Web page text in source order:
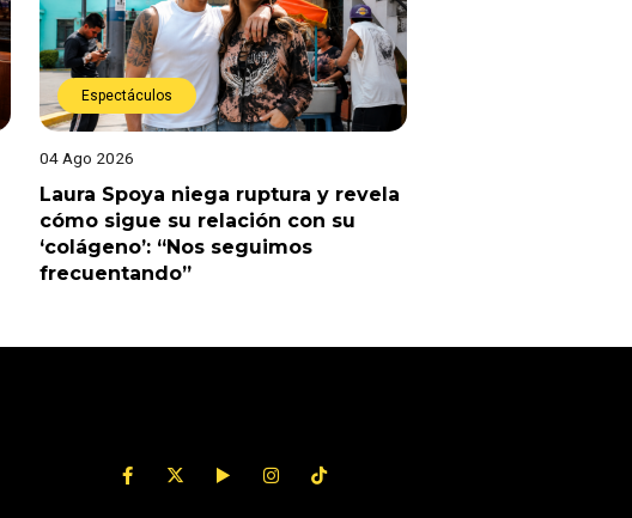
Espectáculos
04 Ago 2026
Laura Spoya niega ruptura y revela
cómo sigue su relación con su
‘colágeno’: “Nos seguimos
frecuentando”